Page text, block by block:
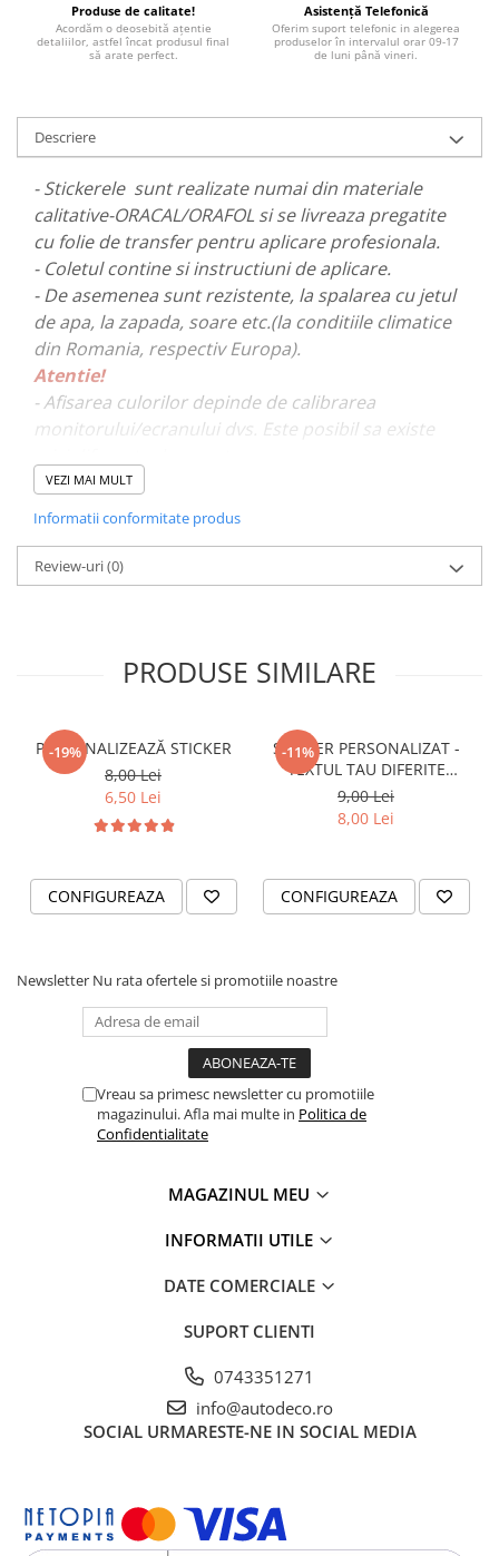
LOW STICKERS
PAUL WALKER STICKER
PENTRU FETE
PRODUSE IN TRENDING
SETURI STICKERE
STICKERE CAPAC REZERVOR
STICKERE CRĂCIUN
STICKERE CU ANIMALE
STICKERE GEAM MIC
STICKERE JDM
STICKERE PENTRU CAPOTA
STICKERE PENTRU LATERALE
STICKERE PERSONALIZATE
STICKERE PRAGURI
STICKERE PRINTATE
STICKERE PERSONALIZATE
CARTI DE VIZITA
ECHIPAMENT DE LUCRU
PERSONALIZAT
PLACUTE INFORMATIVE
TRICOURI PERSONALIZATE
TRICOURI MĂRCI AUTO
TRICOURI BMW
TRICOURI FORD
TRICOURI MERCEDES
TRICOURI OPEL
TRICOURI PEUGEOT
TRICOURI CU MESAJE
CASATORITI
TRICOURI DAMA
Produse de calitate!
Acordăm o deosebită ațentie
detaliilor, astfel încat produsul final
să arate perfect.
Asistență Telefonică
Oferim suport telefonic in alegerea
produselor în intervalul orar 09-17
de luni până vineri.
Descriere
- Stickerele sunt realizate numai din materiale
calitative-ORACAL/ORAFOL si se livreaza pregatite
cu folie de transfer pentru aplicare profesionala.
- Coletul contine si instructiuni de aplicare.
- De asemenea sunt rezistente, la spalarea cu jetul
de apa, la zapada, soare etc.(la conditiile climatice
din Romania, respectiv Europa).
Atentie!
- Afisarea culorilor depinde de calibrarea
monitorului/ecranului dvs. Este posibil sa existe
- Pentru stickere personalizate si pentru a vizualiza
portofoliul nostru va rugam sa ne contactati
VEZI MAI MULT
Informatii conformitate produs
Review-uri(0)
PRODUSE SIMILARE
-19%
PERSONALIZEAZĂ STICKER
8,00 Lei
6,50 Lei
CONFIGUREAZA
-11%
STICKER PERSONALIZAT -
TEXTUL TAU DIFERITE
FONTURI
9,00 Lei
8,00 Lei
CONFIGUREAZA
Newsletter Nu rata ofertele si promotiile noastre
Vreau sa primesc newsletter cu promotiile
magazinului. Afla mai multe in Politica de
Confidentialitate
MAGAZINUL MEU
INFORMATII UTILE
DATE COMERCIALE
SUPORT CLIENTI
0743351271
info@autodeco.ro
SOCIAL URMARESTE-NE IN SOCIAL MEDIA